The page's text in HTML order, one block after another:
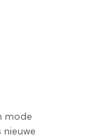
mode
nieuwe